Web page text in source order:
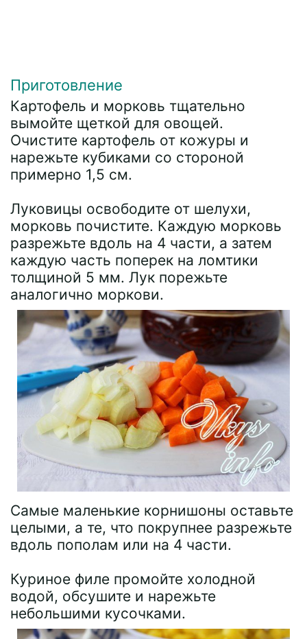
Приготовление
Картофель и морковь тщательно
вымойте щеткой для овощей.
Очистите картофель от кожуры и
нарежьте кубиками со стороной
примерно 1,5 см.
Луковицы освободите от шелухи,
морковь почистите. Каждую морковь
разрежьте вдоль на 4 части, а затем
каждую часть поперек на ломтики
толщиной 5 мм. Лук порежьте
аналогично моркови.
Самые маленькие корнишоны оставьте
целыми, а те, что покрупнее разрежьте
вдоль пополам или на 4 части.
Куриное филе промойте холодной
водой, обсушите и нарежьте
небольшими кусочками.